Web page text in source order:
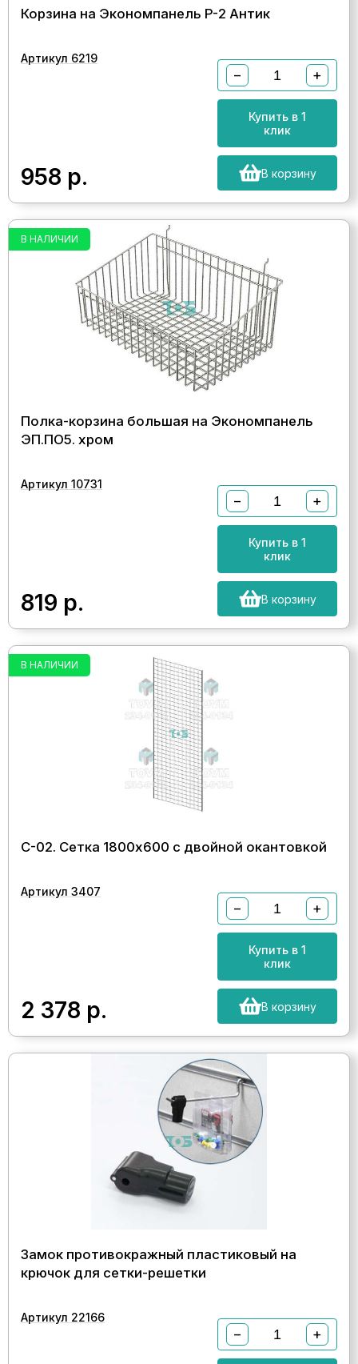
Корзина на Экономпанель P-2 Антик
Артикул 6219
958 р.
− +
Купить в 1
клик
В корзину
В НАЛИЧИИ
Полка-корзина большая на Экономпанель
ЭП.ПО5. хром
Артикул 10731
819 р.
− +
Купить в 1
клик
В корзину
В НАЛИЧИИ
С-02. Сетка 1800х600 с двойной окантовкой
Артикул 3407
2 378 р.
− +
Купить в 1
клик
В корзину
Замок противокражный пластиковый на
крючок для сетки-решетки
Артикул 22166
− +